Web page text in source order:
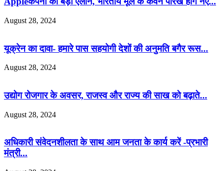
August 28, 2024
यूक्रेन का दावा- हमारे पास सहयोगी देशों की अनुमति बगैर रूस...
August 28, 2024
उद्योग रोजगार के अवसर, राजस्व और राज्य की साख को बढ़ाते...
August 28, 2024
अधिकारी संवेदनशीलता के साथ आम जनता के कार्य करें -प्रभारी
मंत्री...